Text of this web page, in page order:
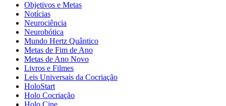
Objetivos e Metas
Notícias
Neurociência
Neurobótica
Mundo Hertz Quântico
Metas de Fim de Ano
Metas de Ano Novo
Livros e Filmes
Leis Universais da Cocriação
HoloStart
Holo Cocriação